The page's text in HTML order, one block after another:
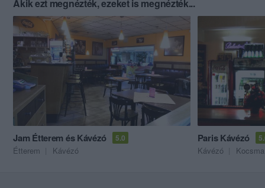
Akik ezt megnézték, ezeket is megnézték...
Jam Étterem és Kávézó 5.0
Étterem Kávézó
Paris Kávézó
Kávézó Kocsma